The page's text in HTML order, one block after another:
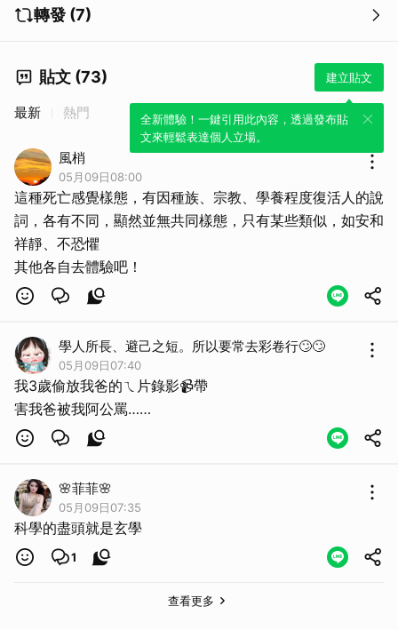
轉發 (7)
貼文 (73) 建立貼文
全新體驗！一鍵引用此內容，透過發布貼
文來輕鬆表達個人立場。
最新 熱門
風梢
05月09日08:00
這種死亡感覺樣態，有因種族、宗教、學養程度復活人的說
詞，各有不同，顯然並無共同樣態，只有某些類似，如安和
祥靜、不恐懼
其他各自去體驗吧！
學人所長、避己之短。所以要常去彩卷行🙄🙄
05月09日07:40
我3歲偷放我爸的ㄟ片錄影📹帶
害我爸被我阿公罵……
🌸菲菲🌸
05月09日07:35
科學的盡頭就是玄學
1
查看更多